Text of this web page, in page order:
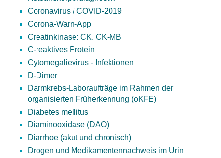
Coronavirus / COVID-2019
Corona-Warn-App
Creatinkinase: CK, CK-MB
C-reaktives Protein
Cytomegalievirus - Infektionen
D-Dimer
Darmkrebs-Laboraufträge im Rahmen der
organisierten Früherkennung (oKFE)
Diabetes mellitus
Diaminooxidase (DAO)
Diarrhoe (akut und chronisch)
Drogen und Medikamentennachweis im Urin